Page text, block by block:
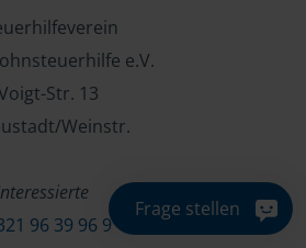
e.V.
Str. 13
Weinstr.
96 39 96 9
Frage stellen